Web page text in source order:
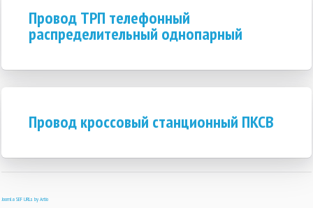
Провод ТРП телефонный
распределительный однопарный
Провод кроссовый станционный ПКСВ
Joomla SEF URLs by Artio